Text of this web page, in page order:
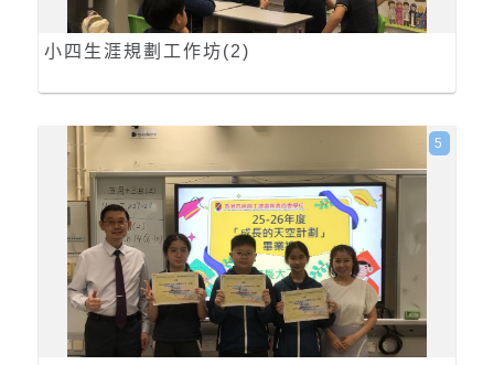
小四生涯規劃工作坊(2)
5